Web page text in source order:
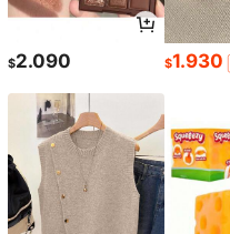
$2.090 $1.930